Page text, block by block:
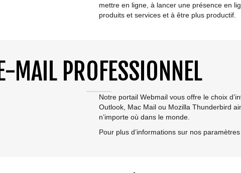
mettre en ligne, à lancer une présence en
produits et services et à être plus productif.
E-MAIL PROFESSIONNEL
Notre portail Webmail vous offre le choix
Outlook, Mac Mail ou Mozilla Thunderbird
n’importe où dans le monde.
Pour plus d’informations sur nos